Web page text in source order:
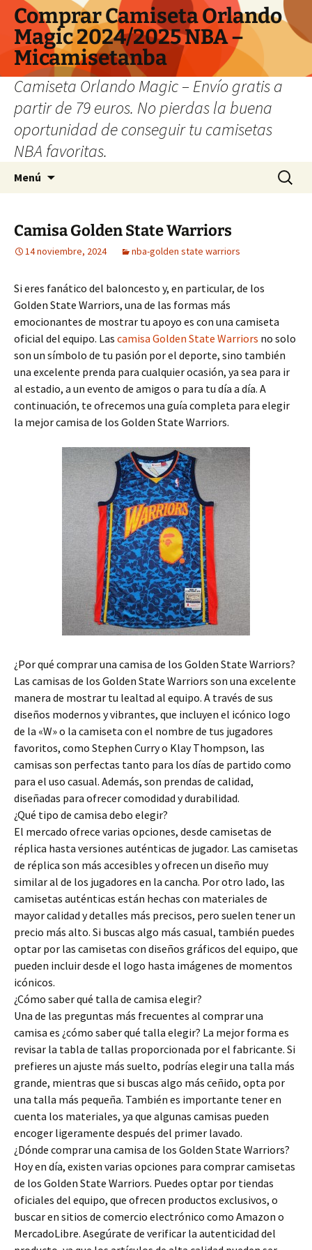
Comprar Camiseta Orlando
Magic 2024/2025 NBA –
Micamisetanba
Camiseta Orlando Magic – Envío gratis a
partir de 79 euros. No pierdas la buena
oportunidad de conseguir tu camisetas
NBA favoritas.
Menú Buscar:
Camisa Golden State Warriors
14 noviembre, 2024 nba-golden state warriors
Si eres fanático del baloncesto y, en particular, de los
Golden State Warriors, una de las formas más
emocionantes de mostrar tu apoyo es con una camiseta
oficial del equipo. Las camisa Golden State Warriors no solo
son un símbolo de tu pasión por el deporte, sino también
una excelente prenda para cualquier ocasión, ya sea para ir
al estadio, a un evento de amigos o para tu día a día. A
continuación, te ofrecemos una guía completa para elegir
la mejor camisa de los Golden State Warriors.
¿Por qué comprar una camisa de los Golden State Warriors?
Las camisas de los Golden State Warriors son una excelente
manera de mostrar tu lealtad al equipo. A través de sus
diseños modernos y vibrantes, que incluyen el icónico logo
de la «W» o la camiseta con el nombre de tus jugadores
favoritos, como Stephen Curry o Klay Thompson, las
camisas son perfectas tanto para los días de partido como
para el uso casual. Además, son prendas de calidad,
diseñadas para ofrecer comodidad y durabilidad.
¿Qué tipo de camisa debo elegir?
El mercado ofrece varias opciones, desde camisetas de
réplica hasta versiones auténticas de jugador. Las camisetas
de réplica son más accesibles y ofrecen un diseño muy
similar al de los jugadores en la cancha. Por otro lado, las
camisetas auténticas están hechas con materiales de
mayor calidad y detalles más precisos, pero suelen tener un
precio más alto. Si buscas algo más casual, también puedes
optar por las camisetas con diseños gráficos del equipo, que
pueden incluir desde el logo hasta imágenes de momentos
icónicos.
¿Cómo saber qué talla de camisa elegir?
Una de las preguntas más frecuentes al comprar una
camisa es ¿cómo saber qué talla elegir? La mejor forma es
revisar la tabla de tallas proporcionada por el fabricante. Si
prefieres un ajuste más suelto, podrías elegir una talla más
grande, mientras que si buscas algo más ceñido, opta por
una talla más pequeña. También es importante tener en
cuenta los materiales, ya que algunas camisas pueden
encoger ligeramente después del primer lavado.
¿Dónde comprar una camisa de los Golden State Warriors?
Hoy en día, existen varias opciones para comprar camisetas
de los Golden State Warriors. Puedes optar por tiendas
oficiales del equipo, que ofrecen productos exclusivos, o
buscar en sitios de comercio electrónico como Amazon o
MercadoLibre. Asegúrate de verificar la autenticidad del